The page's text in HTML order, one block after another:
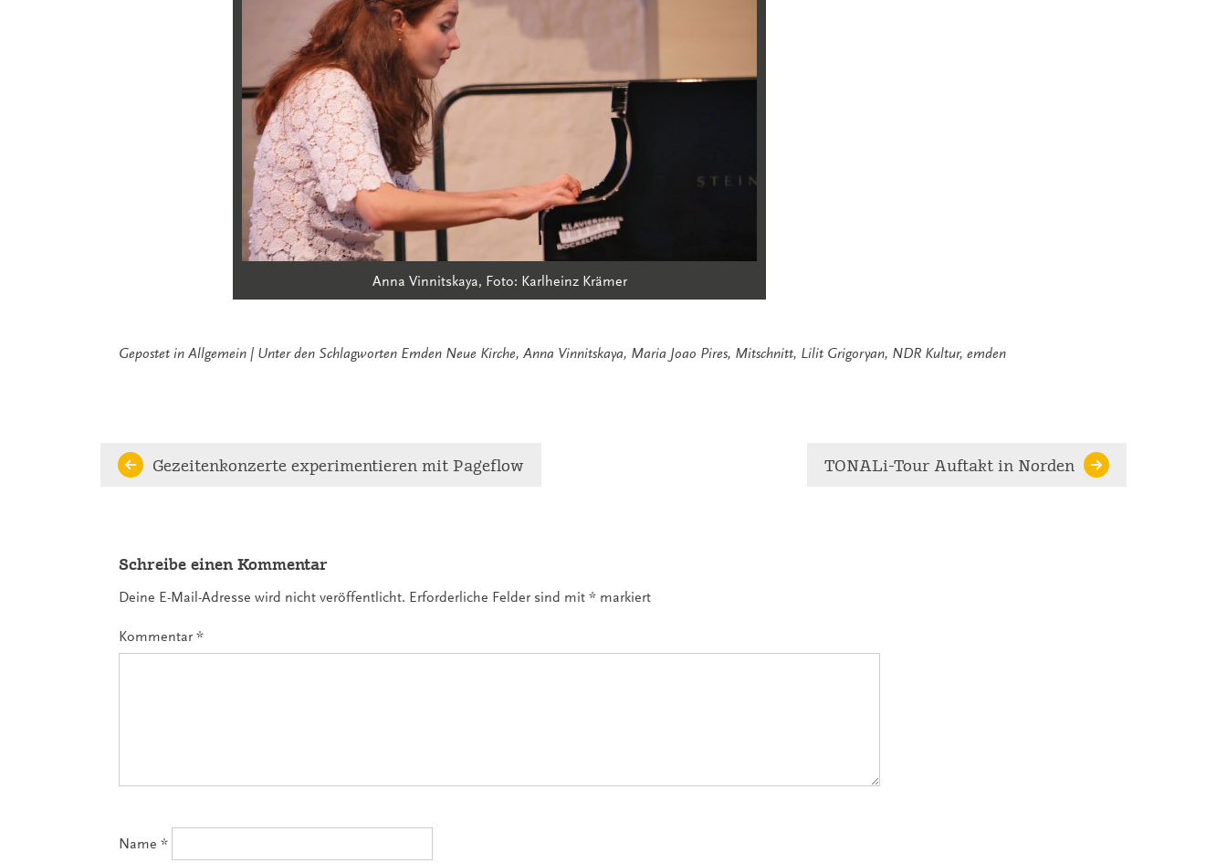
Anna Vinnitskaya, Foto: Karlheinz Krämer
Gepostet in Allgemein Unter den Schlagworten Emden Neue Kirche, Anna Vinnitskaya, Maria Joao Pires, Mitschnitt, Lilit Grigoryan, NDR Kultur, emden
Continue
Gezeitenkonzerte experimentieren mit Pageflow TONALi-Tour Auftakt in Norden
Schreibe einen Kommentar
Deine E-Mail-Adresse wird nicht veröffentlicht. Erforderliche Felder sind mit * markiert
Kommentar*
Name *